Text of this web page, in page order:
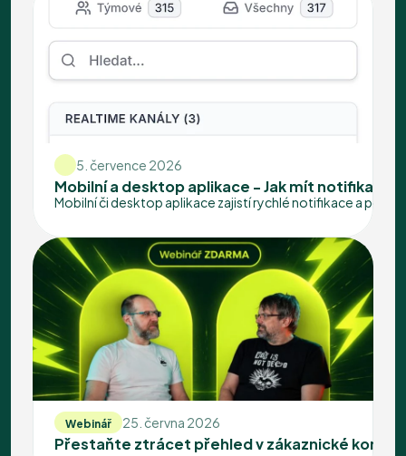
5. července 2026
Mobilní a desktop aplikace - Jak mít notifikace
Mobilní či desktop aplikace zajistí rychlé notifikace a
Webinář 25. června 2026
Přestaňte ztrácet přehled v zákaznické